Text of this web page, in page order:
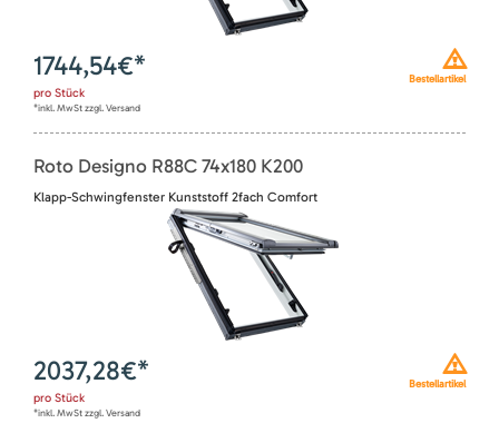
Bestellartikel
1744,54€*
pro Stück
*inkl. MwSt zzgl. Versand
Roto Designo R88C 74x180 K200
Klapp-Schwingfenster Kunststoff 2fach Comfort
Bestellartikel
2037,28€*
pro Stück
*inkl. MwSt zzgl. Versand